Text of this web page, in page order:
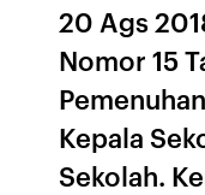
20 Ags
Nomor 15
Kepala
Sekolah.